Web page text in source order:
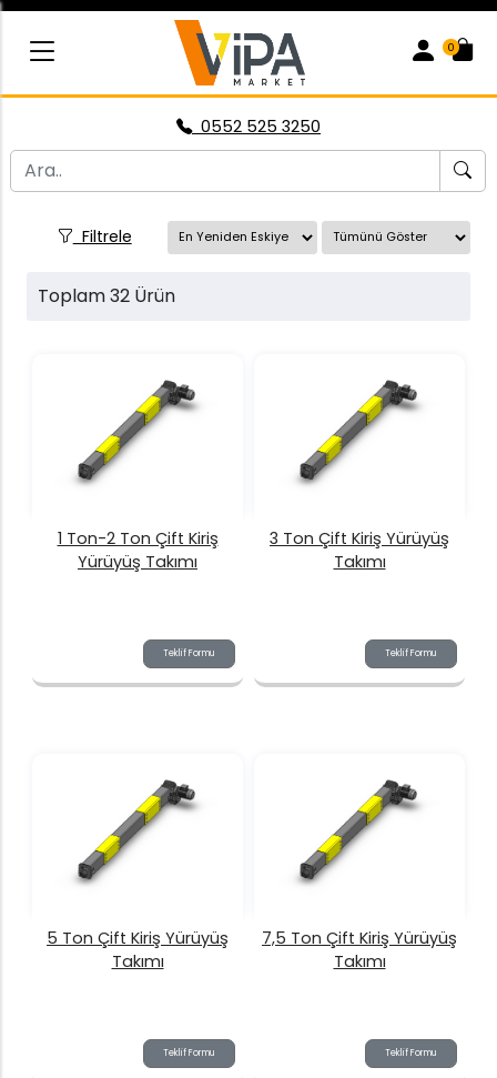
0
0552 525 3250
Filtrele
Toplam 32 Ürün
Teklif Formu
1 Ton-2 Ton Çift Kiriş
Yürüyüş Takımı
Teklif Formu
3 Ton Çift Kiriş Yürüyüş
Takımı
Teklif Formu
5 Ton Çift Kiriş Yürüyüş
Takımı
Teklif Formu
7,5 Ton Çift Kiriş Yürüyüş
Takımı